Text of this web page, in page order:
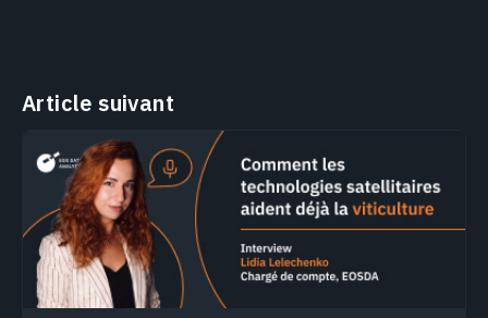
Article suivant